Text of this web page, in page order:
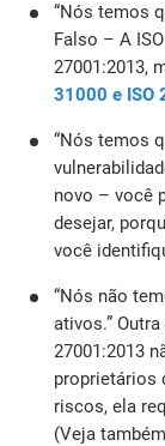
ISO 45001
EU MDR
ISO 22301
ISO 17025
Educação
Bancária &
Organizações de
Dispositivos
“Nós temos
Falso – A
27001:2013,
31000 e ISO
“Nós temos
novo – você
desejar,
você
“Nós não
ativos.”
27001:2013
proprietários
riscos, ela
(Veja também